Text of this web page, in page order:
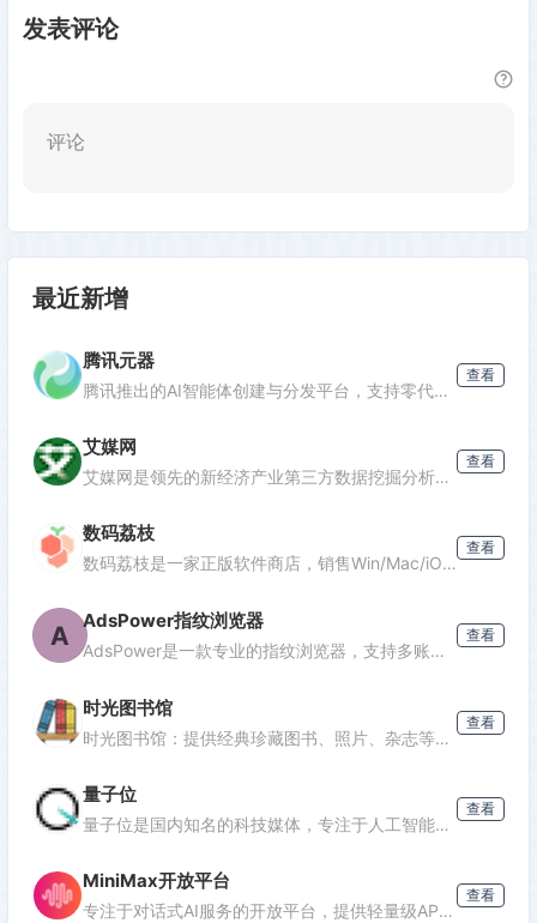
发表评论
评论
最近新增
腾讯元器
腾讯推出的AI智能体创建与分发平台，支持零代码开发专属AI聊天机器人，深度集成腾讯生态能力，可分发至微信等渠道。
查看
艾媒网
艾媒网是领先的新经济产业第三方数据挖掘分析机构，提供行业报告、消费洞察和商业趋势数据，覆盖AI、电商、汽车等多个领域。
查看
数码荔枝
数码荔枝是一家正版软件商店，销售Win/Mac/iOS/Android平台的影音、办公、设计等软件，并提供使用教程和会员优惠。
查看
A AdsPower指纹浏览器
AdsPower是一款专业的指纹浏览器，支持多账号防关联管理，适用于跨境电商、广告投放、社媒营销等场景，提供独立浏览器环境，降低封号风险。
查看
时光图书馆
时光图书馆：提供经典珍藏图书、照片、杂志等文化资源的数字平台。
查看
量子位
量子位是国内知名的科技媒体，专注于人工智能领域，提供最新AI资讯、行业分析和深度报道，是了解AI发展的重要窗口。
查看
MiniMax开放平台
专注于对话式AI服务的开放平台，提供轻量级API接口，支持多轮对话、文本生成等功能，适合需要快速集成对话能力的开发者。
查看